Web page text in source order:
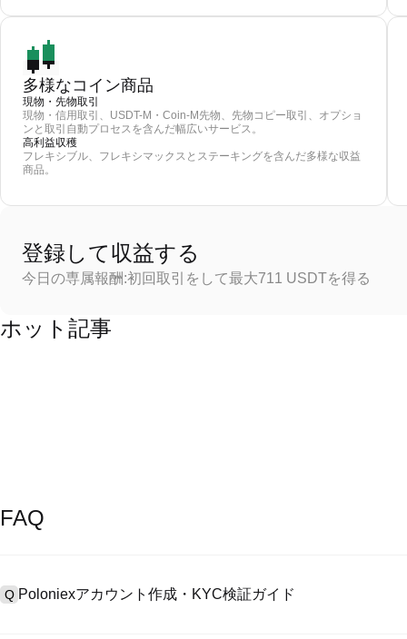
多様なコイン商品
現物・先物取引
現物・信用取引、USDT-M・Coin-M先物、先物コピー取引、オプショ
ンと取引自動プロセスを含んだ幅広いサービス。
高利益収穫
フレキシブル、フレキシマックスとステーキングを含んだ多様な収益
商品。
登録して収益する
今日の専属報酬:初回取引をして最大711 USDTを得る
ホット記事
FAQ
Q Poloniexアカウント作成・KYC検証ガイド